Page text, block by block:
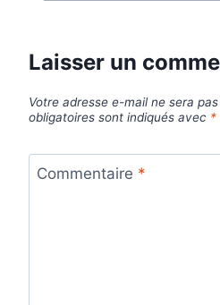
Laisser un
Votre adresse e-mail ne sera pas
obligatoires sont indiqués avec *
Commentaire *